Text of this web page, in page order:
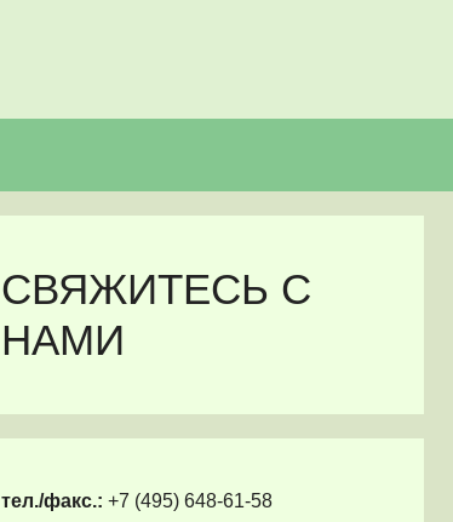
СВЯЖИТЕСЬ С
НАМИ
тел./факс.: +7 (495) 648-61-58